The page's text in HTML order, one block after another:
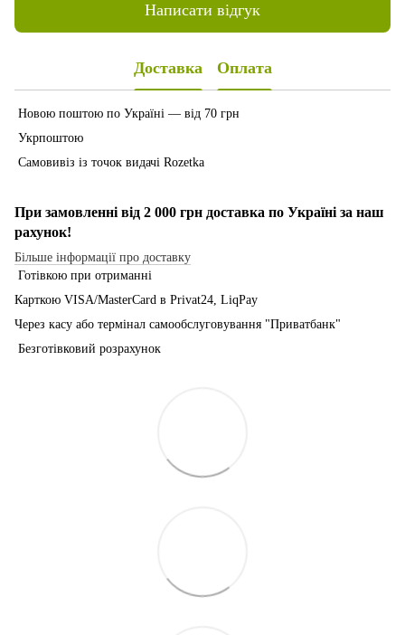
Написати відгук
Доставка Оплата
Новою поштою по Україні — від 70 грн
Укрпоштою
Самовивіз із точок видачі Rozetka
При замовленні від 2 000 грн доставка по Україні за наш
рахунок!
Більше інформації про доставку
Готівкою при отриманні
Карткою VISA/MasterCard в Рrivat24, LiqPay
Через касу або термінал самообслуговування "Приватбанк"
Безготівковий розрахунок